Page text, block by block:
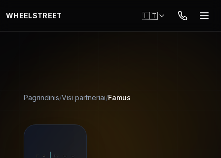
WHEELSTREET 🇱🇹
Pagrindinis/Visi partneriai/Famus